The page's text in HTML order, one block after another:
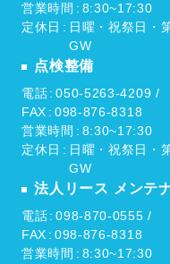
営業時間
8:30~17:30
定休日
日曜・祝祭日・
GW
点検整備
電話 050-5263-4209 /
FAX
098-876-8318
営業時間
8:30~17:30
定休日
日曜・祝祭日・
GW
法人リース メンテ
電話 098-870-0555 /
FAX
098-876-8318
営業時間
8:30~17:30